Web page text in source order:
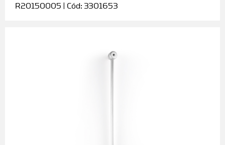
R20150005 | Cód: 3301653